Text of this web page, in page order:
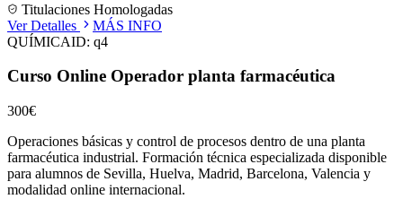
Titulaciones Homologadas
Ver Detalles
MÁS INFO
QUÍMICAID: q4
Curso Online Operador planta farmacéutica
300€
Operaciones básicas y control de procesos dentro de una planta
farmacéutica industrial. Formación técnica especializada disponible
para alumnos de Sevilla, Huelva, Madrid, Barcelona, Valencia y
modalidad online internacional.